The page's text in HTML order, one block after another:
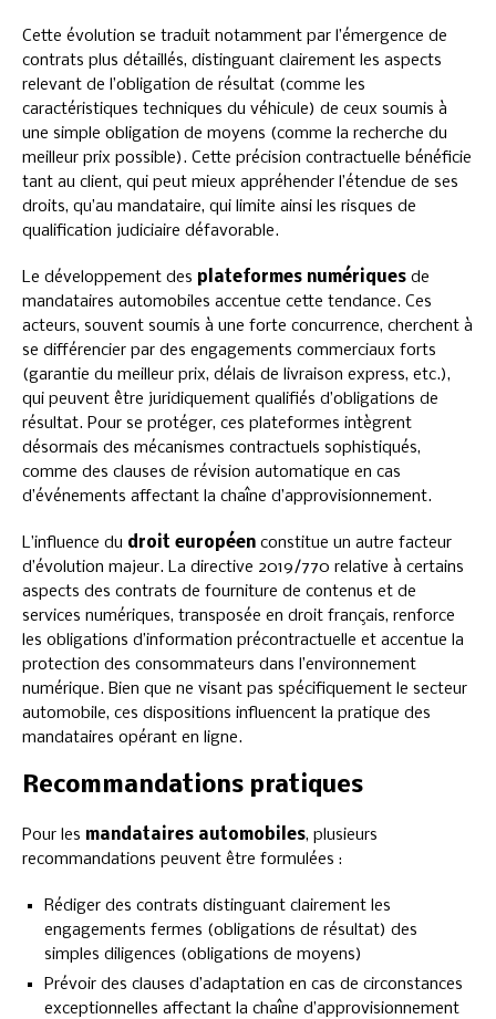
Cette évolution se traduit notamment par l’émergence de
contrats plus détaillés, distinguant clairement les aspects
relevant de l’obligation de résultat (comme les
caractéristiques techniques du véhicule) de ceux soumis à
une simple obligation de moyens (comme la recherche du
meilleur prix possible). Cette précision contractuelle bénéficie
tant au client, qui peut mieux appréhender l’étendue de ses
droits, qu’au mandataire, qui limite ainsi les risques de
qualification judiciaire défavorable.
Le développement des plateformes numériques de
mandataires automobiles accentue cette tendance. Ces
acteurs, souvent soumis à une forte concurrence, cherchent à
se différencier par des engagements commerciaux forts
(garantie du meilleur prix, délais de livraison express, etc.),
qui peuvent être juridiquement qualifiés d’obligations de
résultat. Pour se protéger, ces plateformes intègrent
désormais des mécanismes contractuels sophistiqués,
comme des clauses de révision automatique en cas
d’événements affectant la chaîne d’approvisionnement.
L’influence du droit européen constitue un autre facteur
d’évolution majeur. La directive 2019/770 relative à certains
aspects des contrats de fourniture de contenus et de
services numériques, transposée en droit français, renforce
les obligations d’information précontractuelle et accentue la
protection des consommateurs dans l’environnement
numérique. Bien que ne visant pas spécifiquement le secteur
automobile, ces dispositions influencent la pratique des
mandataires opérant en ligne.
Recommandations pratiques
Pour les mandataires automobiles, plusieurs
recommandations peuvent être formulées :
Rédiger des contrats distinguant clairement les
engagements fermes (obligations de résultat) des
simples diligences (obligations de moyens)
Prévoir des clauses d’adaptation en cas de circonstances
exceptionnelles affectant la chaîne d’approvisionnement